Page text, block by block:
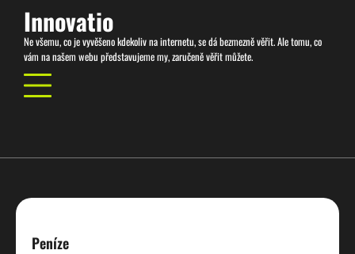
content
Innovatio
Ne všemu, co je vyvěšeno kdekoliv na internetu, se dá bezmezně věřit. Ale tomu, co
vám na našem webu představujeme my, zaručeně věřit můžete.
Peníze